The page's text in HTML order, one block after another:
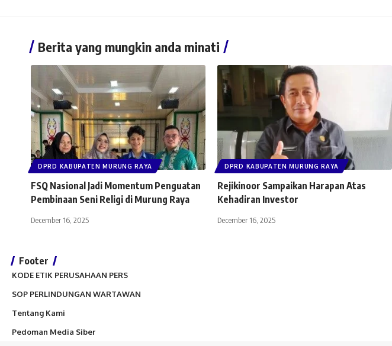
Berita yang mungkin anda minati
DPRD KABUPATEN MURUNG RAYA
FSQ Nasional Jadi Momentum Penguatan
Pembinaan Seni Religi di Murung Raya
December 16, 2025
DPRD KABUPATEN MURUNG RAYA
Rejikinoor Sampaikan Harapan Atas
Kehadiran Investor
December 16, 2025
Footer
KODE ETIK PERUSAHAAN PERS
SOP PERLINDUNGAN WARTAWAN
Tentang Kami
Pedoman Media Siber